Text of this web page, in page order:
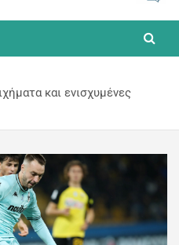
και ενισχυμένες